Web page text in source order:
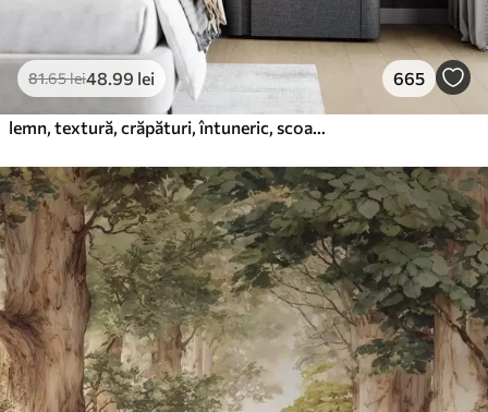
81.65lei48 .99 lei 665